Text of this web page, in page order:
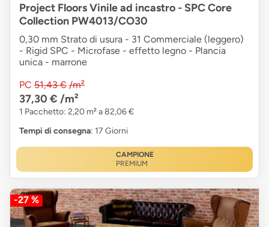
Project Floors Vinile ad incastro - SPC Core
Collection PW4013/CO30
0,30 mm Strato di usura - 31 Commerciale (leggero)
- Rigid SPC - Microfase - effetto legno - Plancia
unica - marrone
PC 51,43 € /m²
37,30 € /m²
1 Pacchetto: 2,20 m² a 82,06 €
Tempi di consegna: 17 Giorni
CAMPIONE
PREMIUM
-27 %